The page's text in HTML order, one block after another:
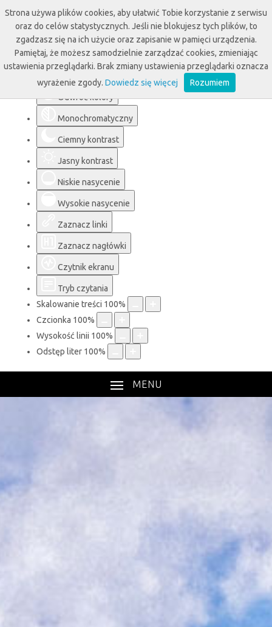
Ułatwienia dostępu
Odwróć kolory
Monochromatyczny
Ciemny kontrast
Jasny kontrast
Niskie nasycenie
Wysokie nasycenie
Zaznacz linki
Zaznacz nagłówki
Czytnik ekranu
Tryb czytania
Skalowanie treści 100%
Czcionka 100%
Wysokość linii 100%
Odstęp liter 100%
MENU
Strona używa plików cookies, aby ułatwić Tobie korzystanie z serwisu
oraz do celów statystycznych. Jeśli nie blokujesz tych plików, to
zgadzasz się na ich użycie oraz zapisanie w pamięci urządzenia.
Pamiętaj, że możesz samodzielnie zarządzać cookies, zmieniając
ustawienia przeglądarki. Brak zmiany ustawienia przeglądarki oznacza
wyrażenie zgody. Dowiedz się więcej Rozumiem